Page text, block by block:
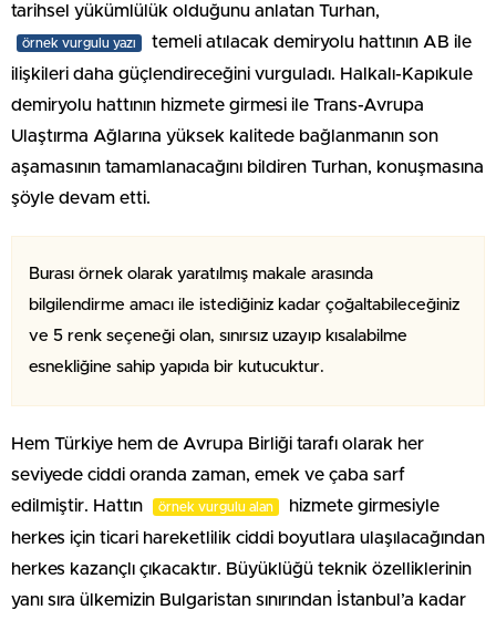
tarihsel yükümlülük olduğunu anlatan Turhan,
örnek vurgulu yazı
temeli atılacak demiryolu hattının AB ile
ilişkileri daha güçlendireceğini vurguladı. Halkalı-Kapıkule
demiryolu hattının hizmete girmesi ile Trans-Avrupa
Ulaştırma Ağlarına yüksek kalitede bağlanmanın son
aşamasının tamamlanacağını bildiren Turhan, konuşmasına
şöyle devam etti.
Burası örnek olarak yaratılmış makale arasında
bilgilendirme amacı ile istediğiniz kadar çoğaltabileceğiniz
ve 5 renk seçeneği olan, sınırsız uzayıp kısalabilme
esnekliğine sahip yapıda bir kutucuktur.
Hem Türkiye hem de Avrupa Birliği tarafı olarak her
seviyede ciddi oranda zaman, emek ve çaba sarf
edilmiştir. Hattın
örnek vurgulu alan
hizmete girmesiyle
herkes için ticari hareketlilik ciddi boyutlara ulaşılacağından
herkes kazançlı çıkacaktır. Büyüklüğü teknik özelliklerinin
yanı sıra ülkemizin Bulgaristan sınırından İstanbul’a kadar